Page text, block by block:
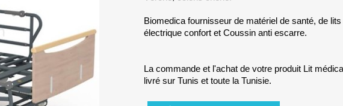
Biomedica fournisseur de matériel de santé, de
électrique confort et Coussin anti escarre.
La commande et l'achat de votre produit Lit
livré sur Tunis et toute la Tunisie.